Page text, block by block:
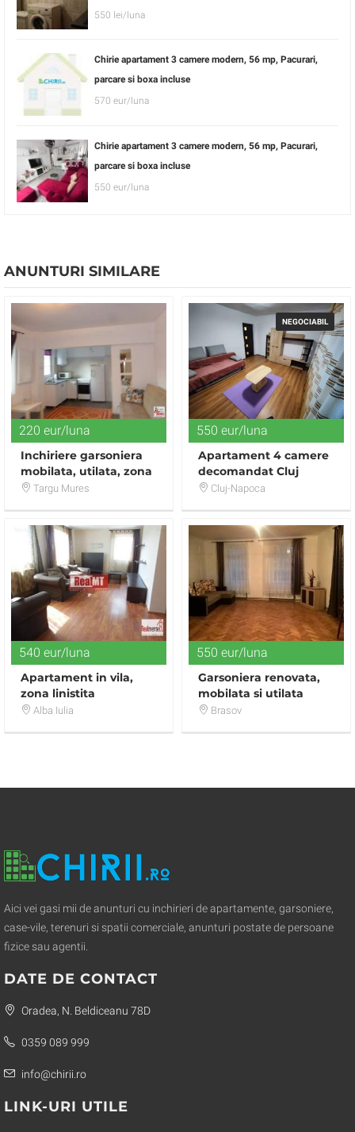
550 lei/luna
Chirie apartament 3 camere modern, 56 mp, Pacurari,
parcare si boxa incluse
570 eur/luna
Chirie apartament 3 camere modern, 56 mp, Pacurari,
parcare si boxa incluse
550 eur/luna
ANUNTURI SIMILARE
220 eur/luna
Inchiriere garsoniera
mobilata, utilata, zona
Gara Mica
Targu Mures
NEGOCIABIL
550 eur/luna
Apartament 4 camere
decomandat Cluj
Cluj-Napoca
540 eur/luna
Apartament in vila,
zona linistita
Alba Iulia
550 eur/luna
Garsoniera renovata,
mobilata si utilata
zona Centru Istoric
Brasov
Aici vei gasi mii de anunturi cu inchirieri de apartamente, garsoniere,
case-vile, terenuri si spatii comerciale, anunturi postate de persoane
fizice sau agentii.
DATE DE CONTACT
Oradea, N. Beldiceanu 78D
0359 089 999
info@chirii.ro
LINK-URI UTILE